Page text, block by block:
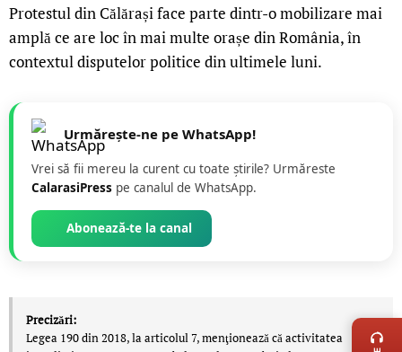
Protestul din Călărași face parte dintr-o mobilizare mai
amplă ce are loc în mai multe orașe din România, în
contextul disputelor politice din ultimele luni.
Urmărește-ne pe WhatsApp!
Vrei să fii mereu la curent cu toate știrile? Urmăreste
CalarasiPress pe canalul de WhatsApp.
Abonează-te la canal
Precizări:
Legea 190 din 2018, la articolul 7, menţionează că activitatea